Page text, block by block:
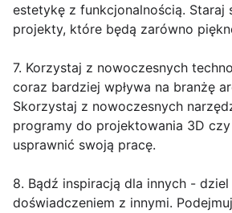
estetykę z funkcjonalnością. Staraj
projekty, które będą zarówno
7. Korzystaj z nowoczesnych
coraz bardziej wpływa na branżę
Skorzystaj z nowoczesnych
programy do projektowania 3D
usprawnić swoją pracę.
8. Bądź inspiracją dla innych -
doświadczeniem z innymi.